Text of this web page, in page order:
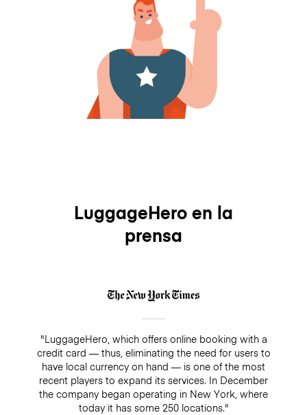
LuggageHero en la
prensa
"LuggageHero, which offers online booking with a
credit card — thus, eliminating the need for users to
have local currency on hand — is one of the most
recent players to expand its services. In December
the company began operating in New York, where
today it has some 250 locations."